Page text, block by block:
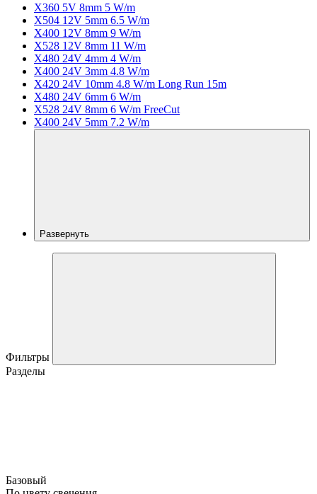
X360 5V 8mm 5 W/m
X504 12V 5mm 6.5 W/m
X400 12V 8mm 9 W/m
X528 12V 8mm 11 W/m
X480 24V 4mm 4 W/m
X400 24V 3mm 4.8 W/m
X420 24V 10mm 4.8 W/m Long Run 15m
X480 24V 6mm 6 W/m
X528 24V 8mm 6 W/m FreeCut
X400 24V 5mm 7.2 W/m
Развернуть
Фильтры
Разделы
Базовый